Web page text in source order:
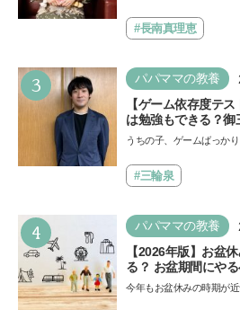
できると子どもに知
ザ…#長南真理恵
3 パパママの教養
【ゲーム依存度テ
は勉強もできる？御
師・阿部智史さんが
うちの子、ゲームばっか
も…#三輪泉
4 パパママの教養
【2026年版】お盆
る？ お盆期間にや
今年もお盆休みの時期が